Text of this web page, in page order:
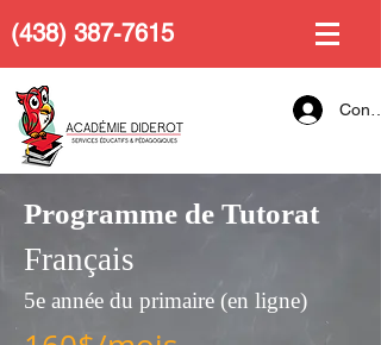
(438) 387-7615
Programme de Tutorat
Français
5e année du primaire (en ligne)